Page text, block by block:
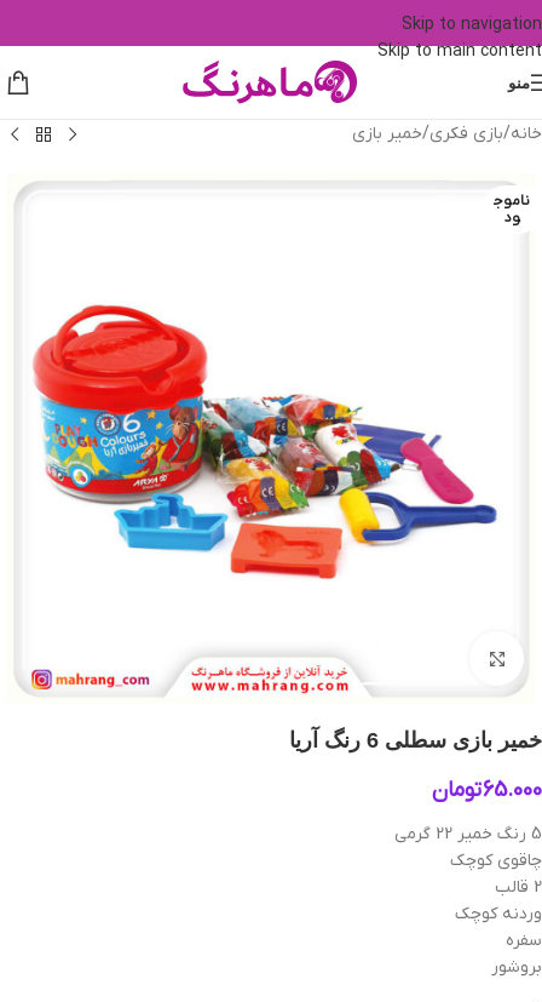
Skip to navigation
Skip to main content
منو
خانه/بازی فکری/خمیر بازی
ناموج
ود
خمیر بازی سطلی 6 رنگ آریا
65.000تومان
5 رنگ خمیر 22 گرمي
چاقوي كوچك
2 قالب
وردنه كوچك
سفره
بروشور